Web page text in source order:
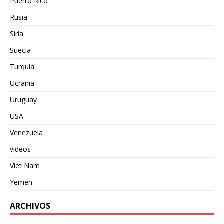
Rusia
Siria
Suecia
Turquia
Ucrania
Uruguay
USA
Venezuela
videos
Viet Nam
Yemen
ARCHIVOS